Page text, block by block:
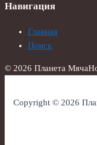
Навигация
Главная
Поиск
© 2026 Планета Мяча
Copyright © 2026